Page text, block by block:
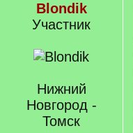
Blondik
Участник
Нижний
Новгород -
Томск